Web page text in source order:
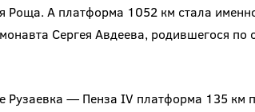
Роща. А платформа 1052 км стала
Сергея Авдеева, родившегося по
Рузаевка — Пенза IV платформа 135 км